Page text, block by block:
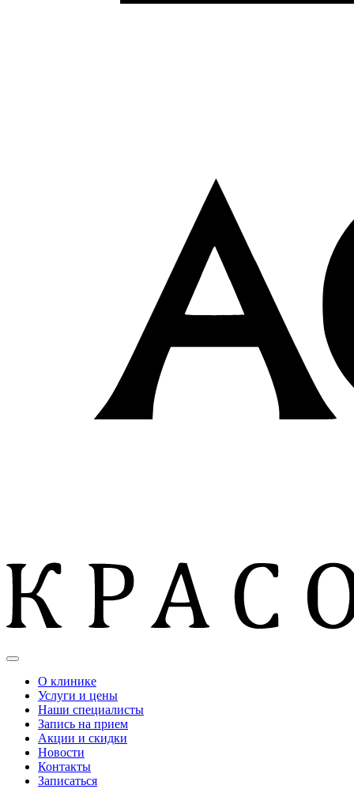
О клинике
Услуги и цены
Наши специалисты
Запись на прием
Акции и скидки
Новости
Контакты
Записаться